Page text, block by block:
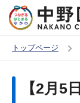
の
ー
トップページ
【2月5